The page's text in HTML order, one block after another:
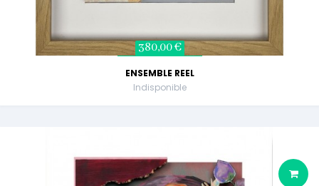
380,00 €
ENSEMBLE REEL
Indisponible